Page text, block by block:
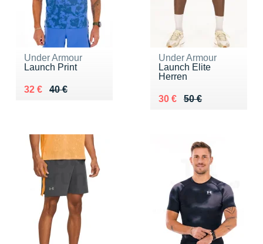
Under Armour
Launch Print
40 €
Au lieu de 40 €
32 €
Vendu 32 €
Under Armour
Launch Elite
Herren
50 €
Au lieu de 50 €
30 €
Vendu 30 €